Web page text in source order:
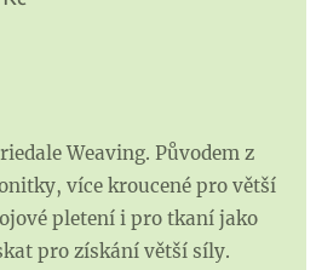
Weaving. Původem z
více kroucené pro větší
pletení i pro tkaní jako
pro získání větší síly.